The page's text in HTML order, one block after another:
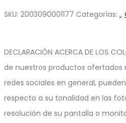
SKU: 2003090001177 Categorías: .,
DECLARACIÓN ACERCA DE LOS
de nuestros productos ofertados
redes sociales en general,
respecto a su tonalidad en las
resolución de su pantalla o